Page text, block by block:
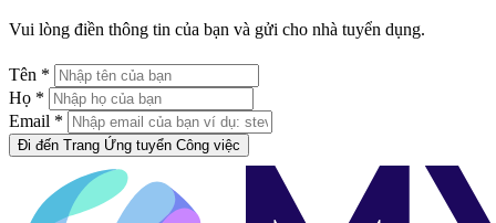
Vui lòng điền thông tin của bạn và gửi cho nhà tuyển dụng.
Tên *
Họ *
Email *
Đi đến Trang Ứng tuyển Công việc